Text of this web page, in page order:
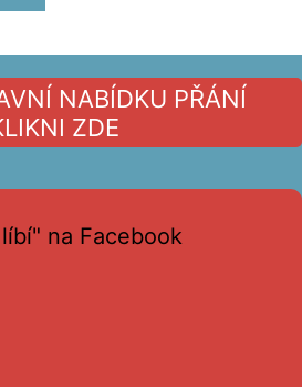
NABÍDKU PŘÁNÍ
ZDE
na Facebook